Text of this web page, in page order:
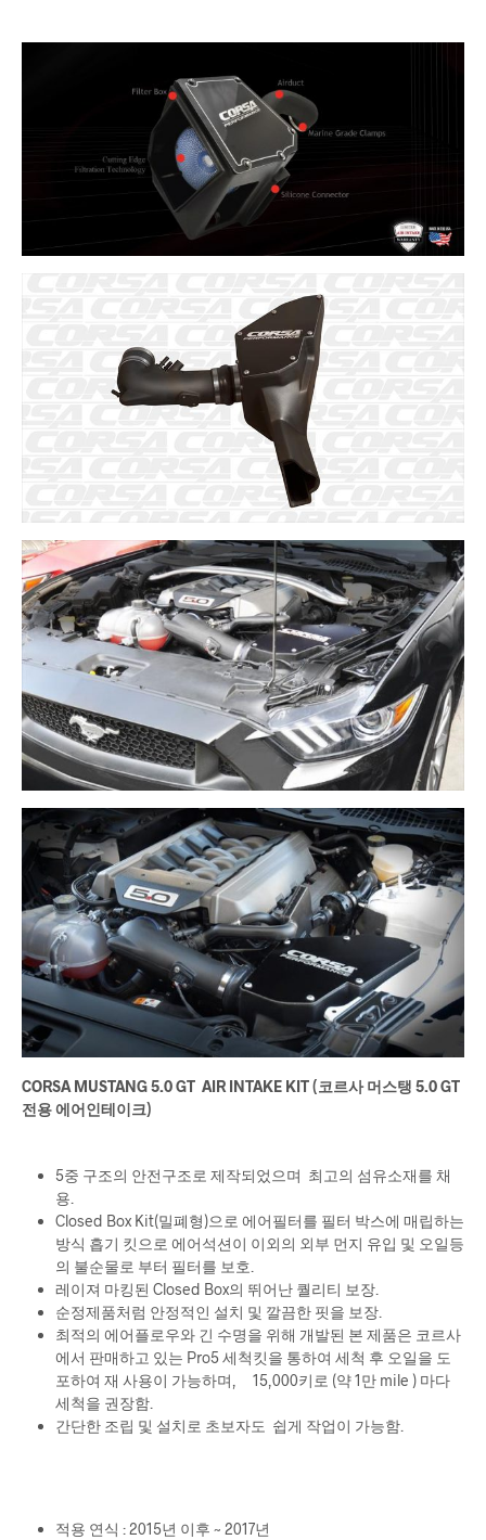
CORSA MUSTANG 5.0 GT AIR INTAKE KIT (코르사 머스탱 5.0 GT
전용 에어인테이크)
5중 구조의 안전구조로 제작되었으며 최고의 섬유소재를 채
용.
Closed Box Kit(밀폐형)으로 에어필터를 필터 박스에 매립하는
방식 흡기 킷으로 에어석션이 이외의 외부 먼지 유입 및 오일등
의 불순물로 부터 필터를 보호.
레이져 마킹된 Closed Box의 뛰어난 퀄리티 보장.
순정제품처럼 안정적인 설치 및 깔끔한 핏을 보장.
최적의 에어플로우와 긴 수명을 위해 개발된 본 제품은 코르사
에서 판매하고 있는 Pro5 세척킷을 통하여 세척 후 오일을 도
포하여 재 사용이 가능하며, 15,000키로 (약 1만 mile ) 마다
세척을 권장함.
간단한 조립 및 설치로 초보자도 쉽게 작업이 가능함.
적용 연식 : 2015년 이후 ~ 2017년